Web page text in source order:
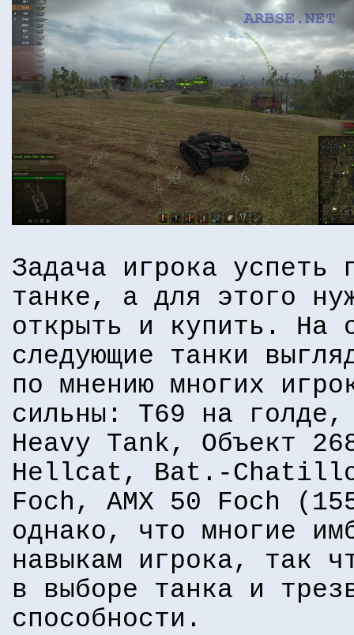
Задача игрока успеть
танке, а для этого
открыть и купить. На
следующие танки
по мнению многих
сильны: T69 на
Heavy Tank, Объект
Hellcat, Bat.-
Foch, AMX 50 Foch
однако, что многие
навыкам игрока, так
в выборе танка и
способности.